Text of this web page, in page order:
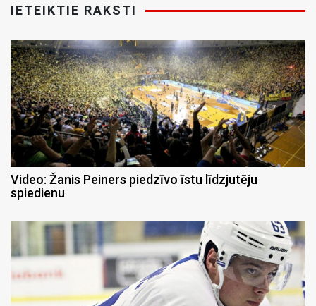
IETEIKTIE RAKSTI
Video: Žanis Peiners piedzīvo īstu līdzjutēju
spiedienu